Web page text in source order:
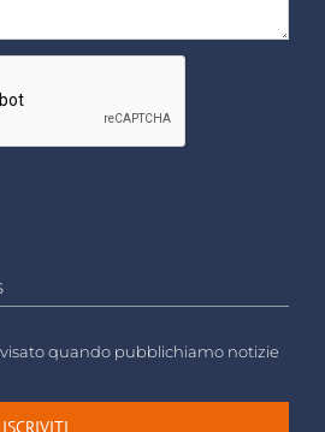
quando pubblichiamo notizie
ISCRIVITI